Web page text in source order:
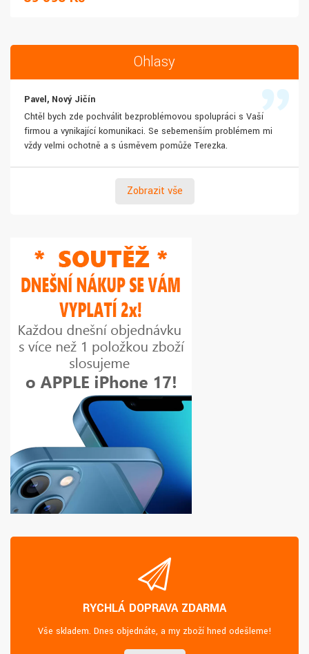
Ohlasy
Pavel, Nový Jičín
Chtěl bych zde pochválit bezproblémovou spolupráci s Vaší
firmou a vynikající komunikaci. Se sebemenším problémem mi
vždy velmi ochotně a s úsměvem pomůže Terezka.
Zobrazit vše
RYCHLÁ DOPRAVA ZDARMA
Vše skladem. Dnes objednáte, a my zboží hned odešleme!